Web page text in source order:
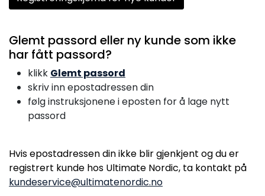
Glemt passord eller ny kunde som ikke
har fått passord?
klikk Glemt passord
skriv inn epostadressen din
følg instruksjonene i eposten for å lage nytt
passord
Hvis epostadressen din ikke blir gjenkjent og du er
registrert kunde hos Ultimate Nordic, ta kontakt på
kundeservice@ultimatenordic.no